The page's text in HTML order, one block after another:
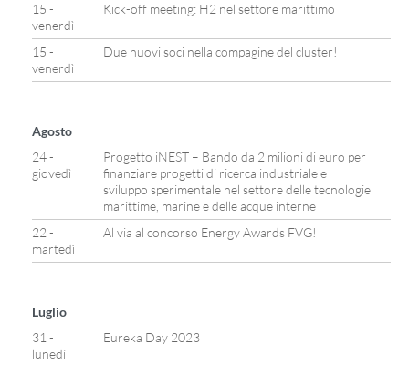
15 -
venerdì
Kick-off meeting: H2 nel settore marittimo
15 -
venerdì
Due nuovi soci nella compagine del cluster!
Agosto
24 -
giovedì
Progetto iNEST – Bando da 2 milioni di euro per
finanziare progetti di ricerca industriale e
sviluppo sperimentale nel settore delle tecnologie
marittime, marine e delle acque interne
22 -
martedì
Al via al concorso Energy Awards FVG!
Luglio
31 -
lunedì
Eureka Day 2023